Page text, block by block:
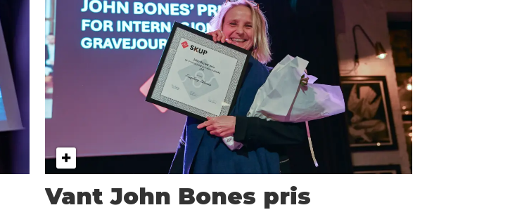
Vant John Bones pris